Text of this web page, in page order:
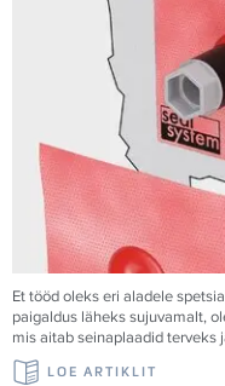
Et tööd oleks eri aladele
paigaldus läheks sujuvamalt,
mis aitab seinaplaadid
LOE ARTIKLIT